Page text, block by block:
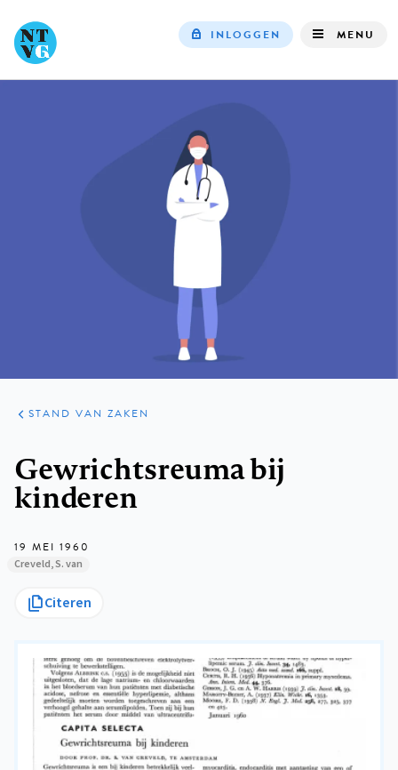
INLOGGEN MENU
ARTIKELEN
PRAKTIJK
STAND VAN ZAKEN
Gewrichtsreuma bij
kinderen
19 MEI 1960
Creveld, S. van
Citeren